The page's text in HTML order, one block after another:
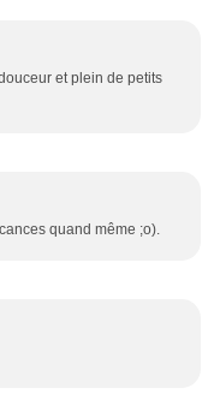
et plein de petits
quand même ;o).